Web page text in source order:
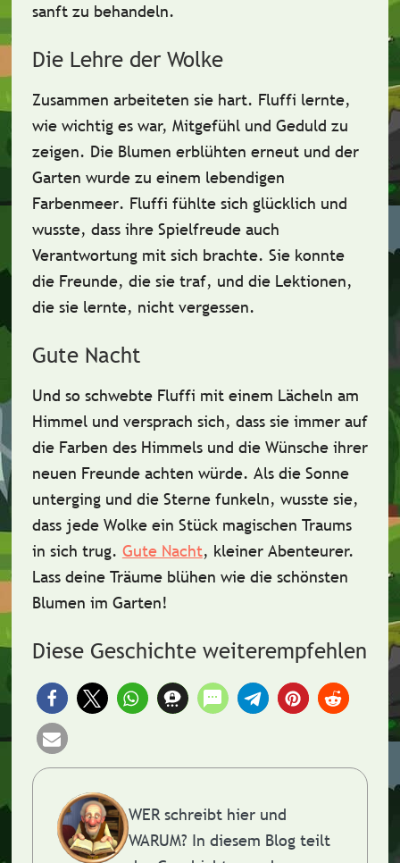
sanft zu behandeln.
Die Lehre der Wolke
Zusammen arbeiteten sie hart. Fluffi lernte,
wie wichtig es war, Mitgefühlund Geduld zu
zeigen. Die Blumen erblühten erneut und der
Garten wurde zu einem lebendigen
Farbenmeer. Fluffi fühlte sich glücklich und
wusste, dass ihre Spielfreude auch
Verantwortung mit sich brachte. Sie konnte
die Freunde, die sie traf, und die Lektionen,
die sie lernte, nicht vergessen.
Gute Nacht
Und so schwebte Fluffi mit einem Lächeln am
Himmel und versprach sich, dass sie immer auf
die Farben des Himmels und die Wünsche ihrer
neuen Freundeachten würde. Als die Sonne
unterging und die Sterne funkeln, wusste sie,
dass jede Wolke ein Stück magischen Traums
in sich trug. Gute Nacht, kleiner Abenteurer.
Lass deine Träume blühen wie die schönsten
Blumen im Garten!
Diese Geschichte weiterempfehlen
WER schreibt hier und
WARUM? In diesem Blog teilt